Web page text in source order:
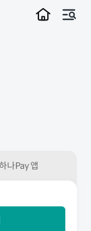
나Pay 앱